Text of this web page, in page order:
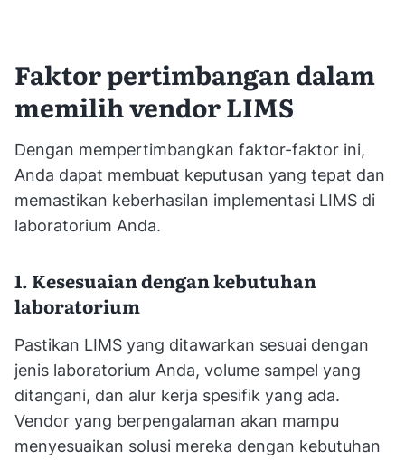
Faktor pertimbangan dalam
memilih vendor LIMS
Dengan mempertimbangkan faktor-faktor ini,
Anda dapat membuat keputusan yang tepat dan
memastikan keberhasilan implementasi LIMS di
laboratorium Anda.
1. Kesesuaian dengan kebutuhan
laboratorium
Pastikan LIMS yang ditawarkan sesuai dengan
jenis laboratorium Anda, volume sampel yang
ditangani, dan alur kerja spesifik yang ada.
Vendor yang berpengalaman akan mampu
menyesuaikan solusi mereka dengan kebutuhan